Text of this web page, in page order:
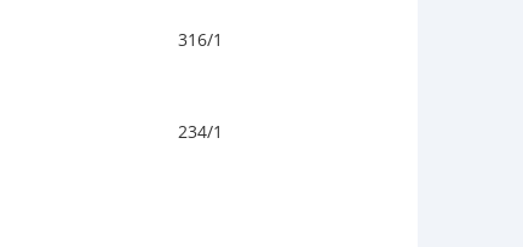
316/1
234/1